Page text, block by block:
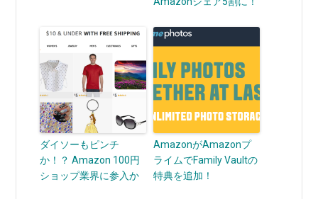
ダイソーもピンチ
か！？ Amazon 100円
ショップ業界に参入か
AmazonがAmazonプ
ライムでFamily Vaultの
特典を追加！